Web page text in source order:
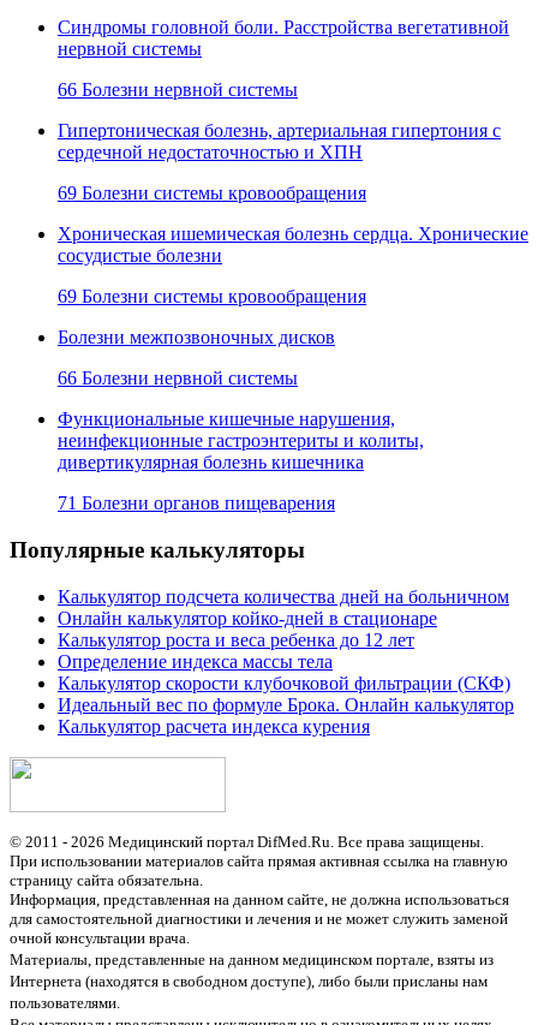
Синдромы головной боли. Расстройства вегетативной
нервной системы
66 Болезни нервной системы
Гипертоническая болезнь, артериальная гипертония с
сердечной недостаточностью и ХПН
69 Болезни системы кровообращения
Хроническая ишемическая болезнь сердца. Хронические
сосудистые болезни
69 Болезни системы кровообращения
Болезни межпозвоночных дисков
66 Болезни нервной системы
Функциональные кишечные нарушения,
неинфекционные гастроэнтериты и колиты,
дивертикулярная болезнь кишечника
71 Болезни органов пищеварения
Популярные калькуляторы
Калькулятор подсчета количества дней на больничном
Онлайн калькулятор койко-дней в стационаре
Калькулятор роста и веса ребенка до 12 лет
Определение индекса массы тела
Калькулятор скорости клубочковой фильтрации (СКФ)
Идеальный вес по формуле Брока. Онлайн калькулятор
Калькулятор расчета индекса курения
© 2011 - 2026 Медицинский портал DifMed.Ru. Все права защищены.
При использовании материалов сайта прямая активная ссылка на главную
страницу сайта обязательна.
Информация, представленная на данном сайте, не должна использоваться
для самостоятельной диагностики и лечения и не может служить заменой
очной консультации врача.
Материалы, представленные на данном медицинском портале, взяты из
Интернета (находятся в свободном доступе), либо были присланы нам
пользователями.